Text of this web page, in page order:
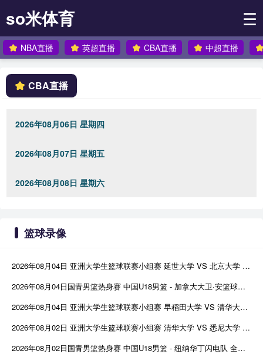
so米体育 ☰
NBA直播 英超直播 CBA直播 中超直播
CBA直播
2026年08月06日 星期四
2026年08月07日 星期五
2026年08月08日 星期六
篮球录像
2026年08月04日 亚洲大学生篮球联赛小组赛 延世大学 VS 北京大学 全场录像
2026年08月04日国青男篮热身赛 中国U18男篮 - 加拿大大卫·安篮球学院 全场录像
2026年08月04日 亚洲大学生篮球联赛小组赛 早稻田大学 VS 清华大学 全场录像
2026年08月02日 亚洲大学生篮球联赛小组赛 清华大学 VS 悉尼大学 全场录像
2026年08月02日国青男篮热身赛 中国U18男篮 - 纽纳华丁闪电队 全场录像